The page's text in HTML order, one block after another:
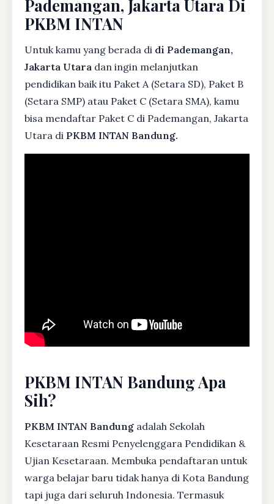
Pademangan, Jakarta Utara Di
PKBM INTAN
Untuk kamu yang berada di di Pademangan,
Jakarta Utara dan ingin melanjutkan
pendidikan baik itu Paket A (Setara SD), Paket B
(Setara SMP) atau Paket C (Setara SMA), kamu
bisa mendaftar Paket C di Pademangan, Jakarta
Utara di PKBM INTAN Bandung.
PKBM INTAN Bandung Apa
Sih?
PKBM INTAN Bandung adalah Sekolah
Kesetaraan Resmi Penyelenggara Pendidikan &
Ujian Kesetaraan. Membuka pendaftaran untuk
warga belajar baru tidak hanya di Kota Bandung
tapi juga dari seluruh Indonesia. Termasuk